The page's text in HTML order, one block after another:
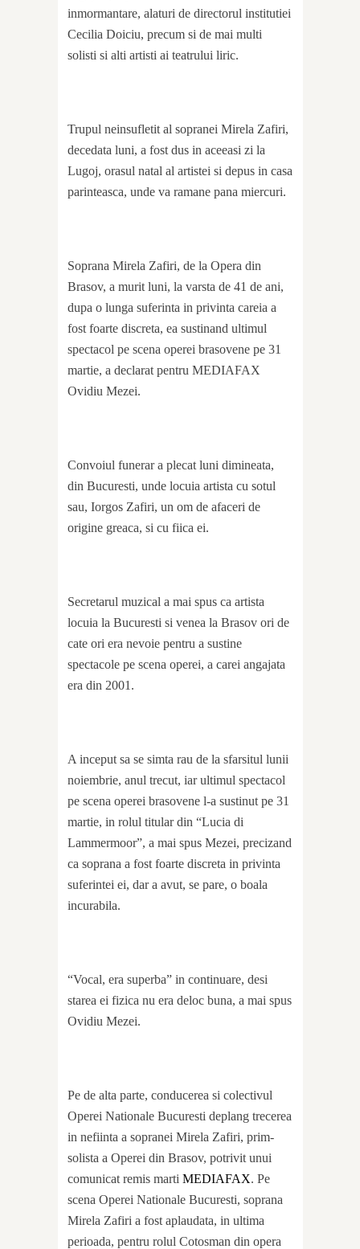
inmormantare, alaturi de directorul institutiei
Cecilia Doiciu, precum si de mai multi
solisti si alti artisti ai teatrului liric.
Trupul neinsufletit al sopranei Mirela Zafiri,
decedata luni, a fost dus in aceeasi zi la
Lugoj, orasul natal al artistei si depus in casa
parinteasca, unde va ramane pana miercuri.
Soprana Mirela Zafiri, de la Opera din
Brasov, a murit luni, la varsta de 41 de ani,
dupa o lunga suferinta in privinta careia a
fost foarte discreta, ea sustinand ultimul
spectacol pe scena operei brasovene pe 31
martie, a declarat pentru MEDIAFAX
Ovidiu Mezei.
Convoiul funerar a plecat luni dimineata,
din Bucuresti, unde locuia artista cu sotul
sau, Iorgos Zafiri, un om de afaceri de
origine greaca, si cu fiica ei.
Secretarul muzical a mai spus ca artista
locuia la Bucuresti si venea la Brasov ori de
cate ori era nevoie pentru a sustine
spectacole pe scena operei, a carei angajata
era din 2001.
A inceput sa se simta rau de la sfarsitul lunii
noiembrie, anul trecut, iar ultimul spectacol
pe scena operei brasovene l-a sustinut pe 31
martie, in rolul titular din “Lucia di
Lammermoor”, a mai spus Mezei, precizand
ca soprana a fost foarte discreta in privinta
suferintei ei, dar a avut, se pare, o boala
incurabila.
“Vocal, era superba” in continuare, desi
starea ei fizica nu era deloc buna, a mai spus
Ovidiu Mezei.
Pe de alta parte, conducerea si colectivul
Operei Nationale Bucuresti deplang trecerea
in nefiinta a sopranei Mirela Zafiri, prim-
solista a Operei din Brasov, potrivit unui
comunicat remis marti MEDIAFAX. Pe
scena Operei Nationale Bucuresti, soprana
Mirela Zafiri a fost aplaudata, in ultima
perioada, pentru rolul Cotosman din opera